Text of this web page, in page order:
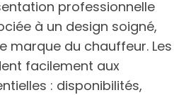
professionnelle
à un design soigné,
marque du chauffeur. Les
facilement aux
: disponibilités,